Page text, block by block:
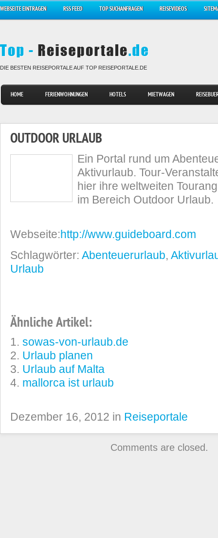
WEBSEITE EINTRAGEN RSS FEED TOP SUCHANFRAGEN REISEVIDEOS
DIE BESTEN REISEPORTALE AUF TOP REISEPORTALE.DE
HOME FERIENWOHNUNGEN HOTELS MIETWAGEN
OUTDOOR URLAUB
Ein Portal rund um
Aktivurlaub. Tour-
hier ihre weltweiten
im Bereich Outdoor Urlaub.
Webseite:http://www.guideboard.com
Schlagwörter: Abenteuerurlaub,
Urlaub
Ähnliche Artikel:
sowas-von-urlaub.de
Urlaub planen
Urlaub auf Malta
mallorca ist urlaub
Dezember 16, 2012 in Reiseportale
Comments are closed.